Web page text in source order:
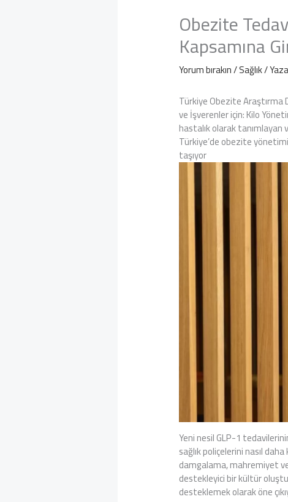
Obezite
Kapsamına
Yorum bırakın/Sağlık/
Türkiye Obezite Araştırma
ve İşverenler için: Kilo
hastalık olarak tanımlayan
Türkiye’de obezite
taşıyor
Yeni nesil GLP-1
sağlık poliçelerini nasıl
damgalama, mahremiyet
destekleyici bir kültür
desteklemek olarak öne